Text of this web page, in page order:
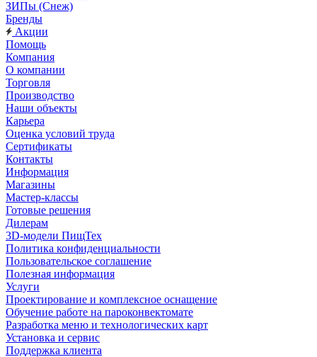
ЗИПы (Снеж)
Бренды
Акции
Помощь
Компания
О компании
Торговля
Производство
Наши объекты
Карьера
Оценка условий труда
Сертификаты
Контакты
Информация
Магазины
Мастер-классы
Готовые решения
Дилерам
3D-модели ПищТех
Политика конфиденциальности
Пользовательское соглашение
Полезная информация
Услуги
Проектирование и комплексное оснащение
Обучение работе на пароконвектомате
Разработка меню и технологических карт
Установка и сервис
Поддержка клиента